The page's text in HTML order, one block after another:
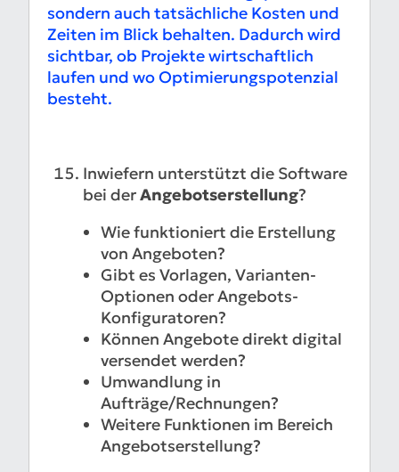
sondern auch tatsächliche Kosten und
Zeiten im Blick behalten. Dadurch wird
sichtbar, ob Projekte wirtschaftlich
laufen und wo Optimierungspotenzial
besteht.
Inwiefern unterstützt die Software
bei derAngebotserstellung?
Wie funktioniert die Erstellung
von Angeboten?
Gibt es Vorlagen, Varianten-
Optionen oder Angebots-
Konfiguratoren?
Können Angebote direkt digital
versendet werden?
Umwandlung in
Aufträge/Rechnungen?
Weitere Funktionen im Bereich
Angebotserstellung?